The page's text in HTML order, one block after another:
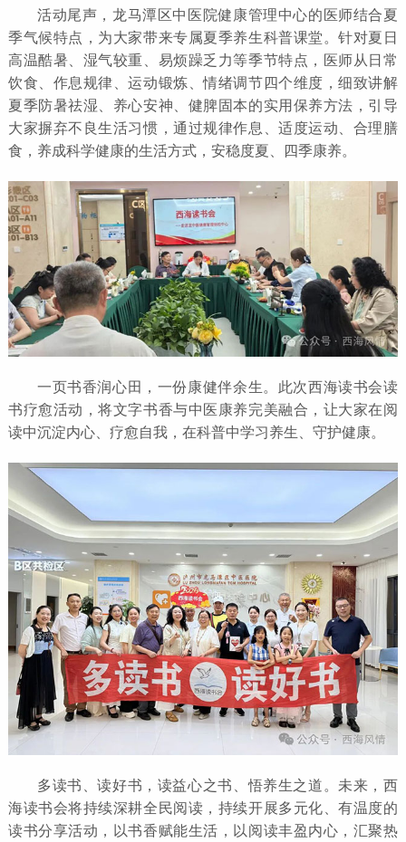
活动尾声，龙马潭区中医院健康管理中心的医师结合夏
季气候特点，为大家带来专属夏季养生科普课堂。针对夏日
高温酷暑、湿气较重、易烦躁乏力等季节特点，医师从日常
饮食、作息规律、运动锻炼、情绪调节四个维度，细致讲解
夏季防暑祛湿、养心安神、健脾固本的实用保养方法，引导
大家摒弃不良生活习惯，通过规律作息、适度运动、合理膳
食，养成科学健康的生活方式，安稳度夏、四季康养。
一页书香润心田，一份康健伴余生。此次西海读书会读
书疗愈活动，将文字书香与中医康养完美融合，让大家在阅
读中沉淀内心、疗愈自我，在科普中学习养生、守护健康。
多读书、读好书，读益心之书、悟养生之道。未来，西
海读书会将持续深耕全民阅读，持续开展多元化、有温度的
读书分享活动，以书香赋能生活，以阅读丰盈内心，汇聚热